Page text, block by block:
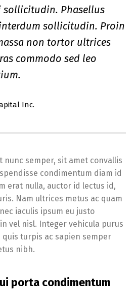
Phasellus
sollicitudin. Proin
non tortor ultrices
commodo sed leo
Inc.
nunc semper, sit amet convallis
condimentum diam id
erat nulla, auctor id lectus id,
Nam ultrices metus ac quam
iaculis ipsum eu justo
vel nisl. Integer vehicula purus
turpis ac sapien semper
nibh.
porta condimentum